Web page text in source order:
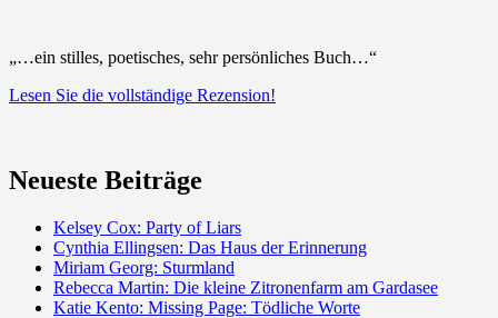
„…ein stilles, poetisches, sehr persönliches Buch…“
Lesen Sie die vollständige Rezension!
Neueste Beiträge
Kelsey Cox: Party of Liars
Cynthia Ellingsen: Das Haus der Erinnerung
Miriam Georg: Sturmland
Rebecca Martin: Die kleine Zitronenfarm am Gardasee
Katie Kento: Missing Page: Tödliche Worte